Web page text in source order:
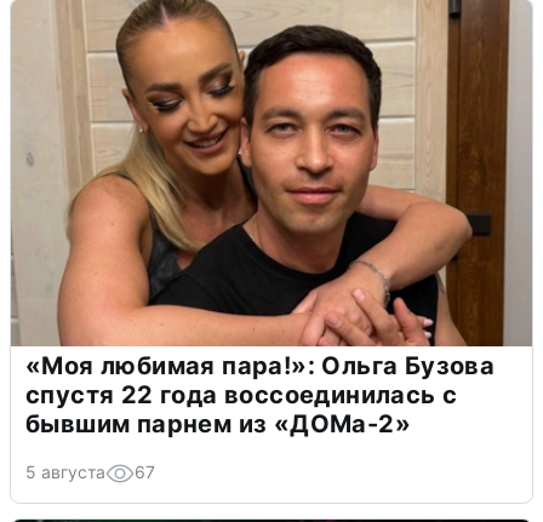
«Моя любимая пара!»: Ольга Бузова
спустя 22 года воссоединилась с
бывшим парнем из «ДОМа-2»
5 августа 67